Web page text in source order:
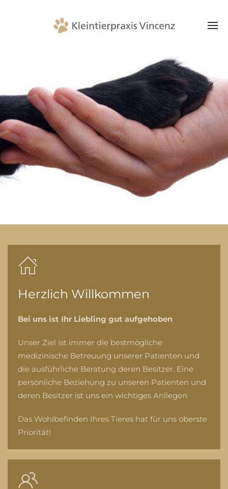
Herzlich Willkommen
Bei uns ist Ihr Liebling gut aufgehoben
Unser Ziel ist immer die bestmögliche
medizinische Betreuung unserer Patienten und
die ausführliche Beratung deren Besitzer. Eine
persönliche Beziehung zu unseren Patienten und
deren Besitzer ist uns ein wichtiges Anliegen
Das Wohlbefinden Ihres Tieres hat für uns oberste
Priorität!